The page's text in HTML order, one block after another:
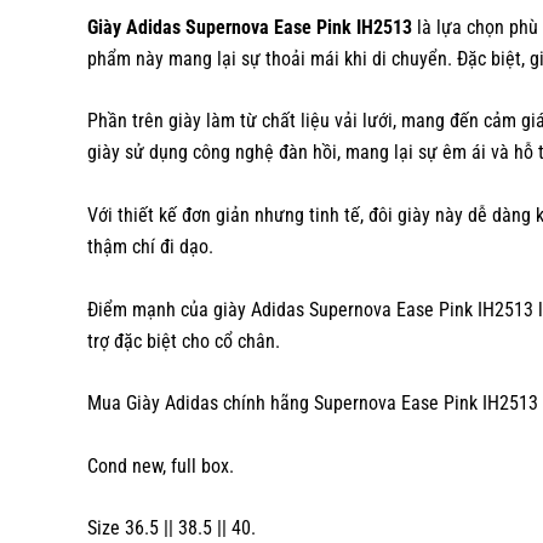
Giày Adidas Supernova Ease Pink IH2513 là lựa chọn
phẩm này mang lại sự thoải mái khi di chuyển. Đặc biệt,
Phần trên giày làm từ chất liệu vải lưới, mang đến cảm
giày sử dụng công nghệ đàn hồi, mang lại sự êm ái và hỗ
Với thiết kế đơn giản nhưng tinh tế, đôi giày này dễ dàng
thậm chí đi dạo.
Điểm mạnh của giày Adidas Supernova Ease Pink
trợ đặc biệt cho cổ chân.
Mua Giày Adidas chính hãng Supernova Ease Pink
Cond new, full box.
Size 36.5 || 38.5 || 40.